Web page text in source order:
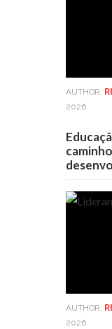
AUTHOR:
2026
AUTHOR:
2026